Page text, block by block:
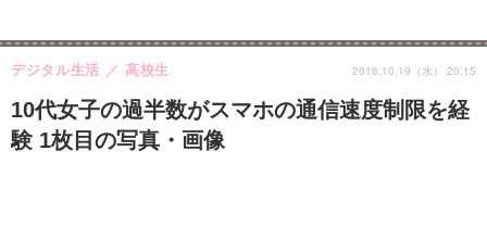
10代女子の過半数がスマホの通信速度制限を経
験 1枚目の写真・画像
デジタル生活 高校生 2016.10.19（水） 20:15